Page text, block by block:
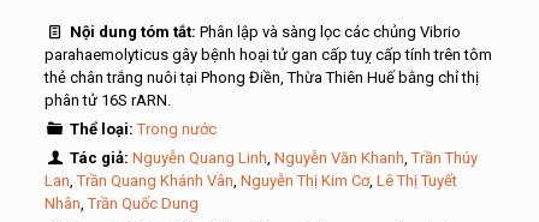
Nội dung tóm tắt: Phân lập và sàng lọc các chủng Vibrio
parahaemolyticus gây bệnh hoại tử gan cấp tuỵ cấp tính trên tôm
thẻ chân trắng nuôi tại Phong Điền, Thừa Thiên Huế bằng chỉ thị
phân tử 16S rARN.
Thể loại:Trong nước
Tác giả: Nguyễn Quang Linh, Nguyễn Văn Khanh,Trần Thúy
Lan,Trần Quang Khánh Vân, Nguyễn Thị Kim Cơ, Lê Thị Tuyết
Nhân,Trần Quốc Dung